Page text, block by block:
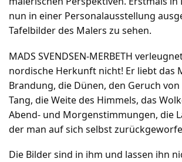
nun in einer Personalausstellung
Tafelbilder des Malers zu sehen.
MADS SVENDSEN-MERBETH
nordische Herkunft nicht! Er liebt das
Brandung, die Dünen, den Geruch
Tang, die Weite des Himmels, das
Abend- und Morgenstimmungen, die
der man auf sich selbst
Die Bilder sind in ihm und lassen ihn